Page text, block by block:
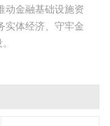
动金融基础设施资
实体经济、守牢金
、实控人李明、李
方式回购股份，